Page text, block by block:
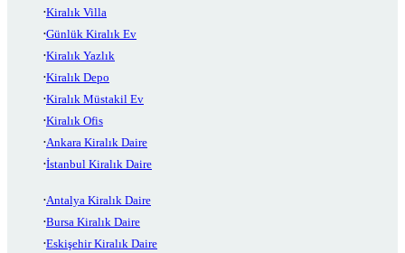
Kiralık Villa
Günlük Kiralık Ev
Kiralık Yazlık
Kiralık Depo
Kiralık Müstakil Ev
Kiralık Ofis
Ankara Kiralık Daire
İstanbul Kiralık Daire
Antalya Kiralık Daire
Bursa Kiralık Daire
Eskişehir Kiralık Daire